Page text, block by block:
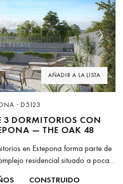
AÑADIR A LA LISTA
Next
· D5123
3 DORMITORIOS CON
— THE OAK 48
en Estepona forma parte de
residencial situado a poca
CONSTRUIDO